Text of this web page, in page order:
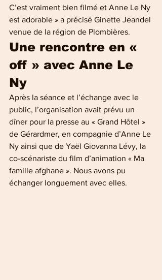
C’est vraiment bien filmé et Anne Le Ny
est adorable » a précisé Ginette Jeandel
venue de la région de Plombières.
Une rencontre en «
off » avec Anne Le
Ny
Après la séance et l’échange avec le
public, l’organisation avait prévu un
dîner pour la presse au « Grand Hôtel »
de Gérardmer, en compagnie d’Anne Le
Ny ainsi que de Yaël Giovanna Lévy, la
co-scénariste du film d’animation « Ma
famille afghane ». Nous avons pu
échanger longuement avec elles.